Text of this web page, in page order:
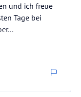
und ich freue
Tage bei